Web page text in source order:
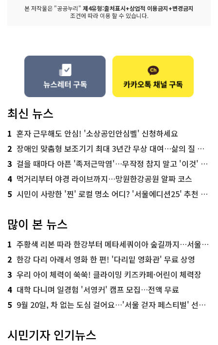
본 저작물은 "공공누리" 제4유형:출처표시+상업적 이용금지+변경금지
조건에 따라 이용 할 수 있습니다.
최신 뉴스
1 혼자 근무해도 안심! '소상공인안심벨' 신청하세요
2 장애인 맞춤형 보조기기 최대 3년간 무상 대여…삶의 질 높인다
3 걸을 때마다 아픈 '족저근막염'…무작정 참지 말고 '이것' 해보세요!
4 먹거리부터 야경 라이브까지…망원한강공원 알짜 코스
5 시민이 사랑한 '찐' 로컬 명소 어디? '서울에디션25' 추천 코스
많이 본 뉴스
1 주황색 리본 따라 한강부터 메타세쿼이아 숲길까지…서울둘레길 15코스
2 한강 다리 아래서 영화 한 편! '다리밑 영화관' 무료 상영
3 우리 아이 체력이 쑥쑥! 클라이밍 키즈카페·어린이 체력장
4 대학 다니며 일경험 '서영커' 캠프 모집…전액 무료
5 9월 20일, 차 없는 도심 걸어요…'서울 걷자 페스티벌' 선착순 5천명
시민기자 인기뉴스